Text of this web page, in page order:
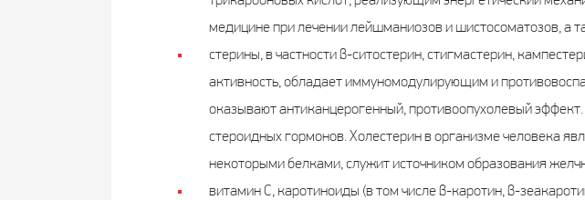
медицине при лечении лейшманиозов и шистосоматозов, а
стерины, в частности β-ситостерин, стигмастерин,
активность, обладает иммуномодулирующим и
оказывают антиканцерогенный, противоопухолевый
стероидных гормонов. Холестерин в организме человека
некоторыми белками, служит источником образования
витамин C, каротиноиды (в том числе β-каротин, β-